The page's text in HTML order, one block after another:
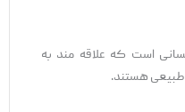
است که علاقه ‌مند به
هستند.